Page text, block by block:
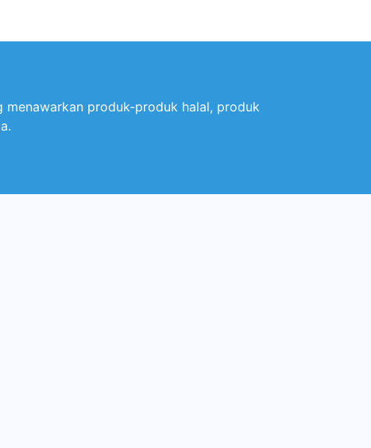
menawarkan produk-produk halal, produk